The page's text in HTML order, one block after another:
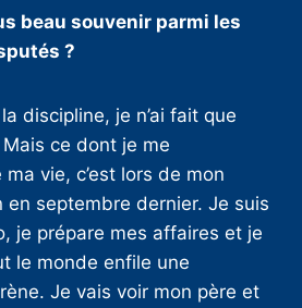
beau souvenir parmi les
?
discipline, je n’ai fait que
ce dont je me
vie, c’est lors de mon
septembre dernier. Je suis
je prépare mes affaires et je
le monde enfile une
Je vais voir mon père et